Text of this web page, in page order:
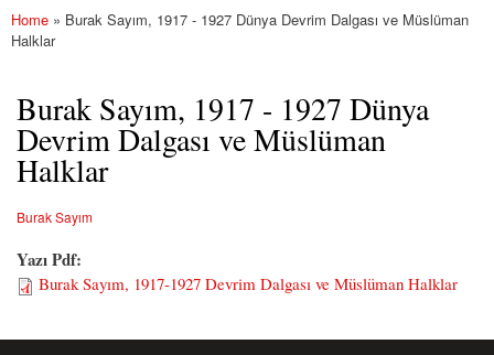
You are here
Home » Burak Sayım, 1917 - 1927 Dünya Devrim Dalgası ve Müslüman
Halklar
Burak Sayım, 1917 - 1927 Dünya
Devrim Dalgası ve Müslüman
Halklar
Burak Sayım
Yazı Pdf:
Burak Sayım, 1917-1927 Devrim Dalgası ve Müslüman Halklar